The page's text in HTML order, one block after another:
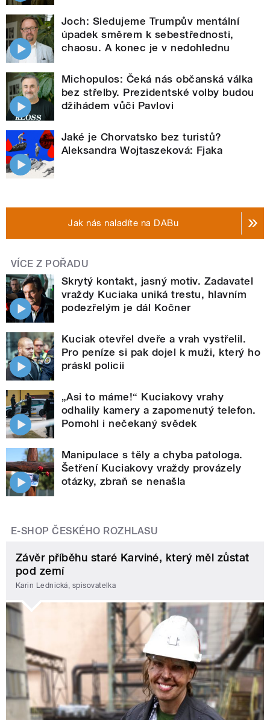
Joch: Sledujeme Trumpův mentální
úpadek směrem k sebestřednosti,
chaosu. A konec je v nedohlednu
Michopulos: Čeká nás občanská válka
bez střelby. Prezidentské volby budou
džihádem vůči Pavlovi
Jaké je Chorvatsko bez turistů?
Aleksandra Wojtaszeková: Fjaka
Jak nás naladíte na DABu
VÍCE Z POŘADU
Skrytý kontakt, jasný motiv. Zadavatel
vraždy Kuciaka uniká trestu, hlavním
podezřelým je dál Kočner
Kuciak otevřel dveře a vrah vystřelil.
Pro peníze si pak dojel k muži, který ho
práskl policii
„Asi to máme!“ Kuciakovy vrahy
odhalily kamery a zapomenutý telefon.
Pomohl i nečekaný svědek
Manipulace s těly a chyba patologa.
Šetření Kuciakovy vraždy provázely
otázky, zbraň se nenašla
E-SHOP ČESKÉHO ROZHLASU
Závěr příběhu staré Karviné, který měl zůstat
pod zemí
Karin Lednická, spisovatelka